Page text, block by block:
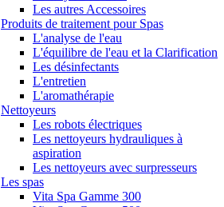
Les autres Accessoires
Produits de traitement pour Spas
L'analyse de l'eau
L'équilibre de l'eau et la Clarification
Les désinfectants
L'entretien
L'aromathérapie
Nettoyeurs
Les robots électriques
Les nettoyeurs hydrauliques à
aspiration
Les nettoyeurs avec surpresseurs
Les spas
Vita Spa Gamme 300